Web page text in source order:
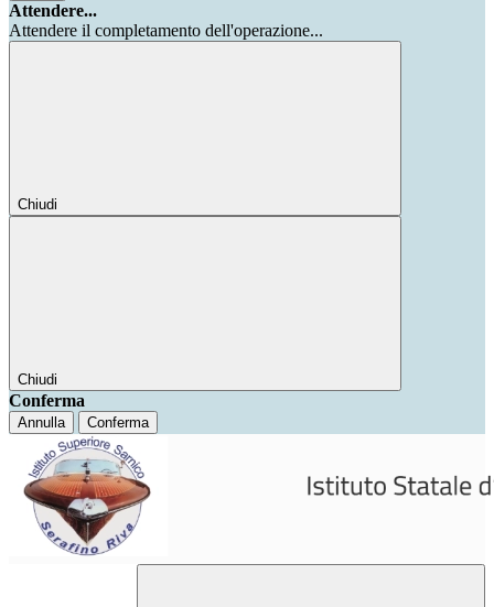
Attendere...
Attendere il completamento dell'operazione...
Chiudi
Chiudi
Conferma
Annulla Conferma